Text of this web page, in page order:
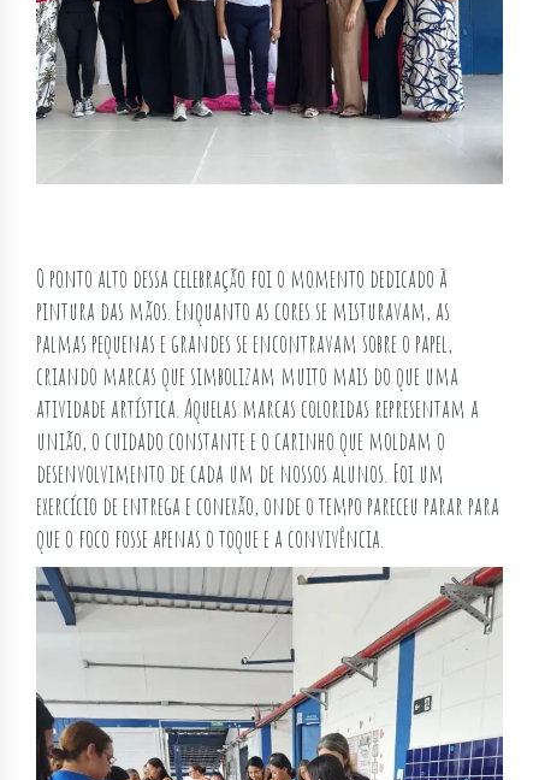
O ponto alto dessa celebração foi o momento dedicado à
pintura das mãos. Enquanto as cores se misturavam, as
palmas pequenas e grandes se encontravam sobre o papel,
criando marcas que simbolizam muito mais do que uma
atividade artística. Aquelas marcas coloridas representam a
união, o cuidado constante e o carinho que moldam o
desenvolvimento de cada um de nossos alunos. Foi um
exercício de entrega e conexão, onde o tempo pareceu parar para
que o foco fosse apenas o toque e a convivência.